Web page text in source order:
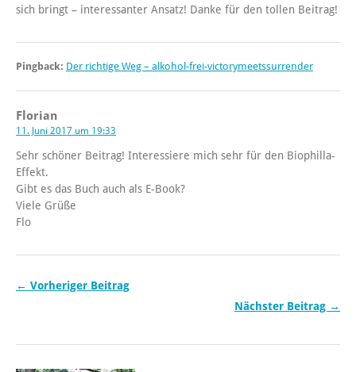
sich bringt – interessanter Ansatz! Danke für den tollen Beitrag!
Pingback: Der richtige Weg – alkohol-frei-victorymeetssurrender
Florian
11. Juni 2017 um 19:33
Sehr schöner Beitrag! Interessiere mich sehr für den Biophilla-
Effekt.
Gibt es das Buch auch als E-Book?
Viele Grüße
Flo
← Vorheriger Beitrag
Nächster Beitrag →